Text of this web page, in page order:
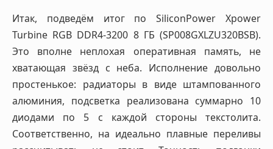
Итак, подведём итог по SiliconPower Xpower
Turbine RGB DDR4-3200 8 ГБ (SP008GXLZU320BSB).
Это вполне неплохая оперативная память, не
хватающая звёзд с неба. Исполнение довольно
простенькое: радиаторы в виде штампованного
алюминия, подсветка реализована суммарно 10
диодами по 5 с каждой стороны текстолита.
Соответственно, на идеально плавные переливы